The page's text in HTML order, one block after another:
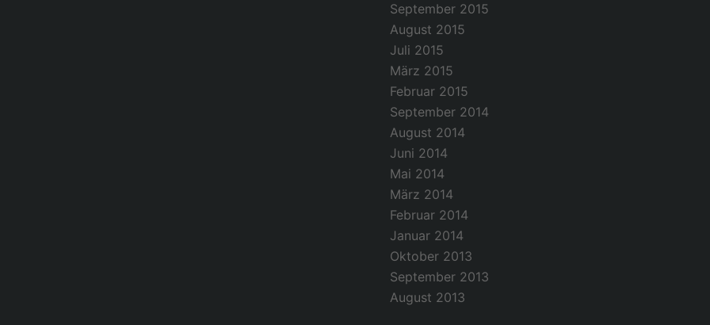
September 2015
August 2015
Juli 2015
März 2015
Februar 2015
September 2014
August 2014
Juni 2014
Mai 2014
März 2014
Februar 2014
Januar 2014
Oktober 2013
September 2013
August 2013